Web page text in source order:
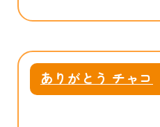
ありがとう チャコ